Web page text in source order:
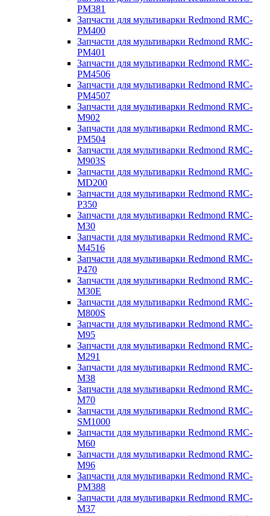
PM381
Запчасти для мультиварки Redmond RMC-
PM400
Запчасти для мультиварки Redmond RMC-
PM401
Запчасти для мультиварки Redmond RMC-
PM4506
Запчасти для мультиварки Redmond RMC-
PM4507
Запчасти для мультиварки Redmond RMC-
M902
Запчасти для мультиварки Redmond RMC-
PM504
Запчасти для мультиварки Redmond RMC-
M903S
Запчасти для мультиварки Redmond RMC-
MD200
Запчасти для мультиварки Redmond RMC-
P350
Запчасти для мультиварки Redmond RMC-
M30
Запчасти для мультиварки Redmond RMC-
M4516
Запчасти для мультиварки Redmond RMC-
P470
Запчасти для мультиварки Redmond RMC-
M30E
Запчасти для мультиварки Redmond RMC-
M800S
Запчасти для мультиварки Redmond RMC-
M95
Запчасти для мультиварки Redmond RMC-
M291
Запчасти для мультиварки Redmond RMC-
M38
Запчасти для мультиварки Redmond RMC-
M70
Запчасти для мультиварки Redmond RMC-
SM1000
Запчасти для мультиварки Redmond RMC-
M60
Запчасти для мультиварки Redmond RMC-
M96
Запчасти для мультиварки Redmond RMC-
PM388
Запчасти для мультиварки Redmond RMC-
M37